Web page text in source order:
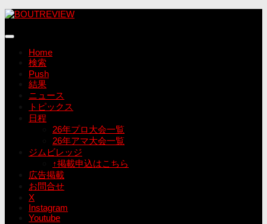
コ
テ
Home
検索
Push
結果
ニュース
トピックス
日程
26年プロ大会一覧
26年アマ大会一覧
ジムビレッジ
↑掲載申込はこちら
広告掲載
お問合せ
X
Instagram
Youtube